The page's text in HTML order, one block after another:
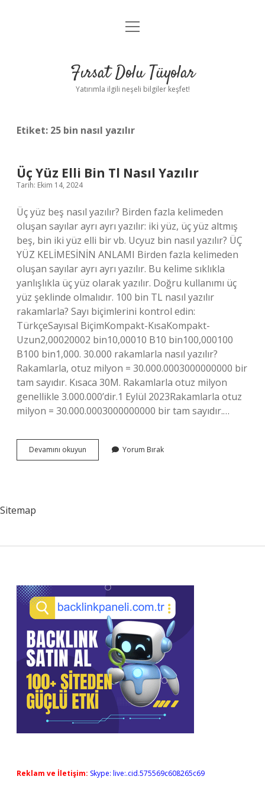
Gizlilik Politikası
Yasal Uyarı
menüyü
Fırsat Dolu Tüyolar
Yatırımla ilgili neşeli bilgiler keşfet!
Etiket: 25 bin nasıl yazılır
Üç Yüz Elli Bin Tl Nasıl Yazılır
Tarih: Ekim 14, 2024
Üç yüz beş nasıl yazılır? Birden fazla kelimeden
oluşan sayılar ayrı ayrı yazılır: iki yüz, üç yüz altmış
beş, bin iki yüz elli bir vb. Ucyuz bin nasıl yazılır? ÜÇ
YÜZ KELİMESİNİN ANLAMI Birden fazla kelimeden
oluşan sayılar ayrı ayrı yazılır. Bu kelime sıklıkla
yanlışlıkla üç yüz olarak yazılır. Doğru kullanımı üç
yüz şeklinde olmalıdır. 100 bin TL nasıl yazılır
rakamlarla? Sayı biçimlerini kontrol edin:
TürkçeSayısal BiçimKompakt-KısaKompakt-
Uzun2,00020002 bin10,00010 B10 bin100,000100
B100 bin1,000. 30.000 rakamlarla nasıl yazılır?
Rakamlarla, otuz milyon = 30.000.0003000000000 bir
tam sayıdır. Kısaca 30M. Rakamlarla otuz milyon
genellikle 3.000.000’dir.1 Eylül 2023Rakamlarla otuz
milyon = 30.000.0003000000000 bir tam sayıdır.…
Devamını okuyun
Yüz
Yorum Bırak
Sitemap
Sidebar
Reklam ve İletişim: Skype: live:.cid.575569c608265c69